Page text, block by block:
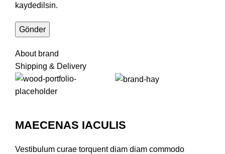
kaydedilsin.
About brand
Shipping & Delivery
MAECENAS IACULIS
Vestibulum curae torquent diam diam commodo